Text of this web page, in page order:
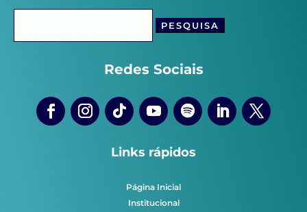
Redes Sociais
Links rápidos
Página Inicial
Institucional